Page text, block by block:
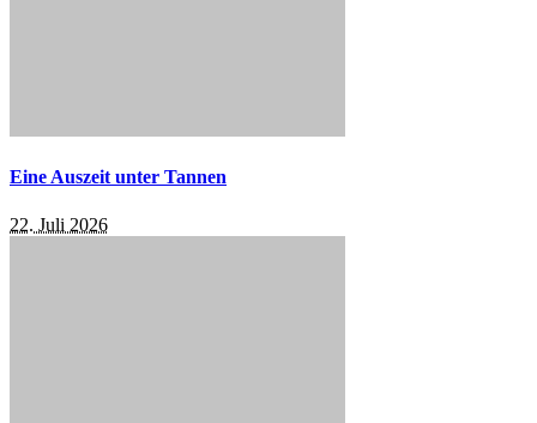
Eine Auszeit unter Tannen
22. Juli 2026